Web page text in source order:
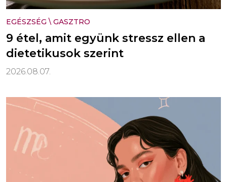
EGÉSZSÉG \ GASZTRO
9 étel, amit együnk stressz ellen a
dietetikusok szerint
2026.08.07.